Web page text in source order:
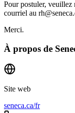
Pour postuler,
courriel au
Merci.
À propos de
Site web
seneca.ca/fr